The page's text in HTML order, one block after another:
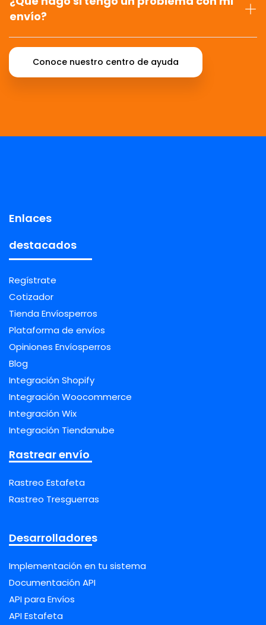
envío?
Conoce nuestro centro de ayuda
Enlaces
destacados
Regístrate
Cotizador
Tienda Envíosperros
Plataforma de envíos
Opiniones Envíosperros
Blog
Integración Shopify
Integración Woocommerce
Integración Wix
Integración Tiendanube
Rastrear envío
Rastreo Estafeta
Rastreo Tresguerras
Desarrolladores
Implementación en tu sistema
Documentación API
API para Envíos
API Estafeta